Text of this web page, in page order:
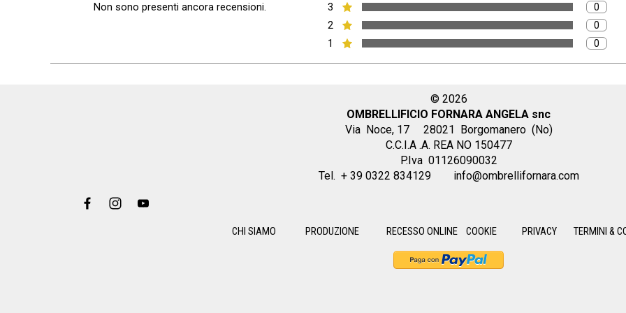
Non sono presenti ancora recensioni.
Voto:
3 0
Voto:
2 0
Voto:
1 0
© 2026
OMBRELLIFICIO FORNARA ANGELA snc
Via Noce, 17 28021 Borgomanero (No)
C.C.I.A .A. REA NO 150477
P.Iva 01126090032
Tel. + 39 0322 834129 info@ombrellifornara.com
CHI SIAMO PRODUZIONE RECESSO ONLINE COOKIE PRIVACY TERMINI &